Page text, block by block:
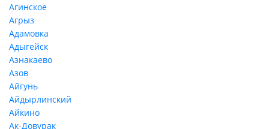
Агинское
Агрыз
Адамовка
Адыгейск
Азнакаево
Азов
Айгунь
Айдырлинский
Айкино
Ак-Довурак